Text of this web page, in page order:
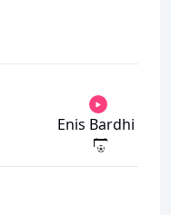
Enis Bardhi